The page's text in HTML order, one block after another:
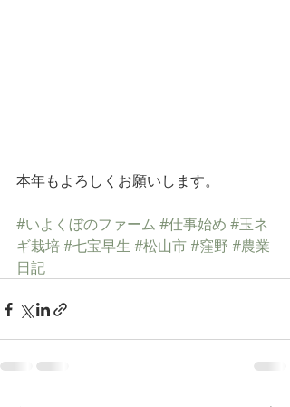
本年もよろしくお願いします。
#いよくぼのファーム #仕事始め #玉ネ
ギ栽培#七宝早生 #松山市#窪野 #農業
日記